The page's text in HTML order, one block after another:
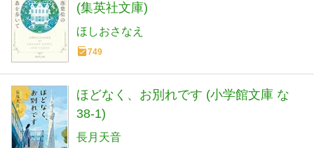
(集英社文庫)
ほしおさなえ
749
ほどなく、お別れです (小学館文庫 な
38-1)
長月天音